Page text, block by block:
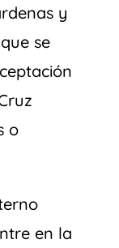
y
se
o
en la